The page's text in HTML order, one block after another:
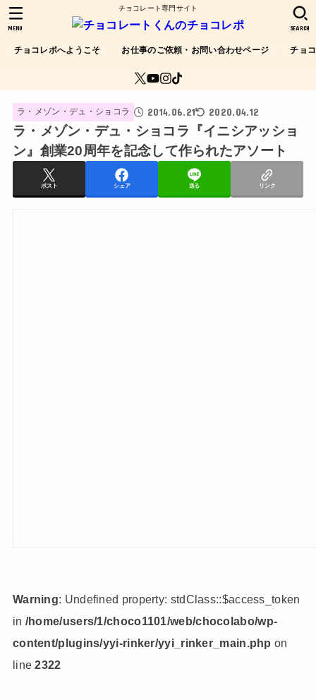
チョコレート専門サイト
チョコレポへようこそ お仕事のご依頼・お問い合わせページ チョ
SEARCH
MENU
ラ・メゾン・デュ・ショコラ 2014.06.21 2020.04.12
ラ・メゾン・デュ・ショコラ『イニシアッショ
ン』創業20周年を記念して作られたアソート
ポスト シェア 送る リンク
Warning: Undefined property: stdClass::$access_token
in /home/users/1/choco1101/web/chocolabo/wp-
content/plugins/yyi-rinker/yyi_rinker_main.php on
line2322